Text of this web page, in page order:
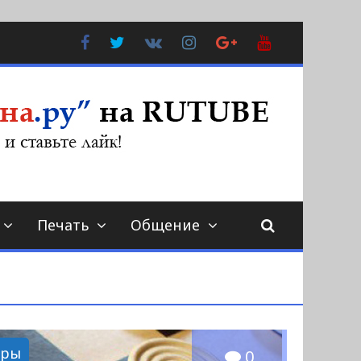
FacebookTwitter
Контакте
Instagram
Google
Plus
Печать Общение
0